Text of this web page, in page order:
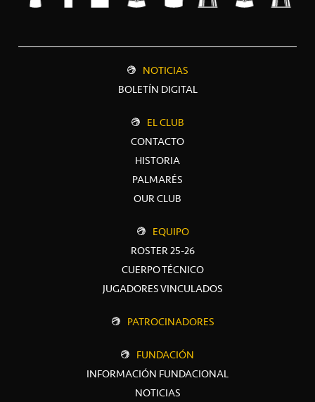
NOTICIAS
BOLETÍN DIGITAL
EL CLUB
CONTACTO
HISTORIA
PALMARÉS
OUR CLUB
EQUIPO
ROSTER 25-26
CUERPO TÉCNICO
JUGADORES VINCULADOS
PATROCINADORES
FUNDACIÓN
INFORMACIÓN FUNDACIONAL
NOTICIAS